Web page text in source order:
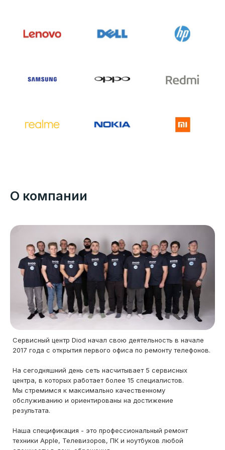
О компании
Сервисный центр Diod начал свою деятельность в начале
2017 года с открытия первого офиса по ремонту телефонов.
На сегодняшний день сеть насчитывает 5 сервисных
центра, в которых работает более 15 специалистов.
Мы стремимся к максимально качественному
обслуживанию и ориентированы на достижение
результата.
Наша спецификация - это профессиональный ремонт
техники Apple, Телевизоров, ПК и ноутбуков любой